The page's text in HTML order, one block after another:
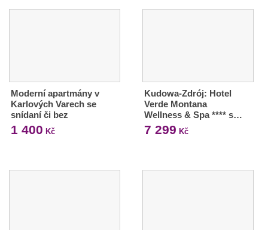
Moderní apartmány v
Karlových Varech se
snídaní či bez
1 400 Kč
Kudowa-Zdrój: Hotel
Verde Montana
Wellness & Spa **** s…
7 299 Kč